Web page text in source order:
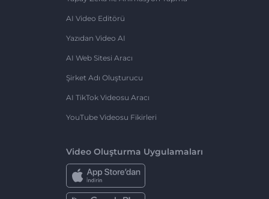
AI Video Editörü
Yazıdan Video AI
AI Web Sitesi Aracı
Şirket Adı Oluşturucu
AI TikTok Videosu Aracı
YouTube Videosu Fikirleri
Video Oluşturma Uygulamaları